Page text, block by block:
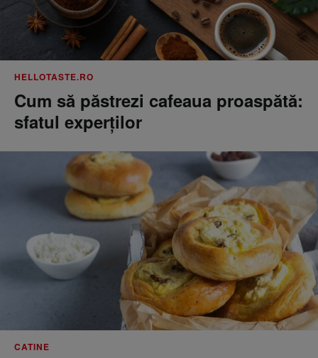
HELLOTASTE.RO
Cum să păstrezi cafeaua proaspătă:
sfatul experților
CATINE